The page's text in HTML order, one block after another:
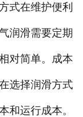
式在维护便利
润滑需要定期
对简单。成本
选择润滑方式
和运行成本。